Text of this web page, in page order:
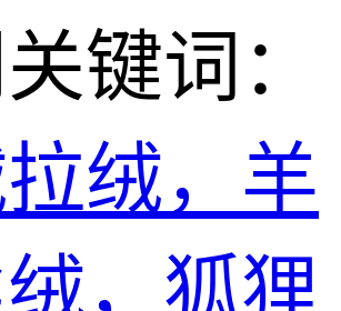
键词：
绒，羊
，狐狸